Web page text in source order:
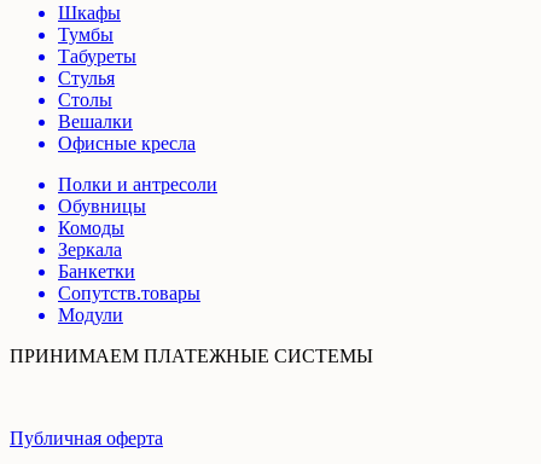
Шкафы
Тумбы
Табуреты
Стулья
Столы
Вешалки
Офисные кресла
Полки и антресоли
Обувницы
Комоды
Зеркала
Банкетки
Сопутств.товары
Модули
ПРИНИМАЕМ ПЛАТЕЖНЫЕ СИСТЕМЫ
Публичная оферта